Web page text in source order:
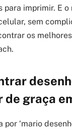
para imprimir. E
sem
os
de graça
por ‘mario